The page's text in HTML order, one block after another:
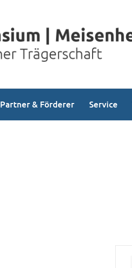
Partner & Förderer Service